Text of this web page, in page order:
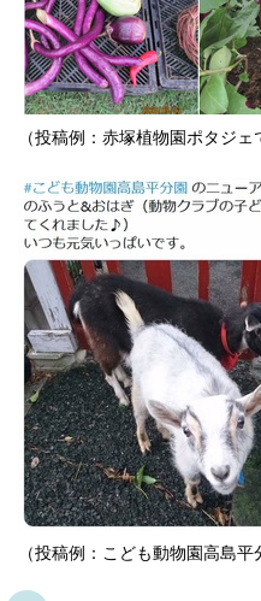
（投稿例：赤塚植物園ポタジェ
（投稿例：こども動物園高島平